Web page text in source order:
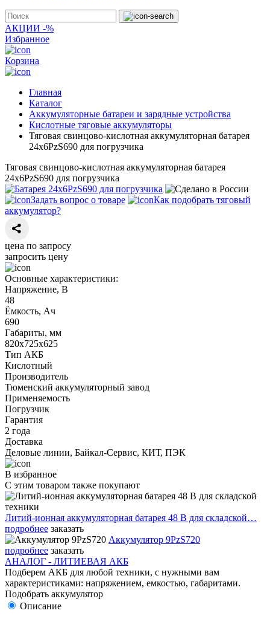
АКЦИИ -%
Избранное
Корзина
Главная
Каталог
Аккумуляторные батареи и зарядные устройства
Кислотные тяговые аккумуляторы
Тяговая свинцово-кислотная аккумуляторная батарея
24х6PzS690 для погрузчика
Тяговая свинцово-кислотная аккумуляторная батарея
24х6PzS690 для погрузчика
Задать вопрос о товаре
Как подобрать тяговый
аккумулятор?
цена по запросу
запросить цену
Основные характеристики:
Напряжение, В
48
Ёмкость, Ач
690
Габариты, мм
820х725х625
Тип АКБ
Кислотный
Производитель
Тюменский аккумуляторный завод
Применяемость
Погрузчик
Гарантия
2 года
Доставка
Деловые линии, Байкал-Сервис, КИТ, ПЭК
В избранное
С этим товаром также покупают
Литий-ионная аккумуляторная батарея 48 В для складской…
подробнее заказать
Аккумулятор 9PzS720
подробнее заказать
АНАЛОГ - ЛИТИЕВАЯ АКБ
Подберем АКБ для любой техники, с нужными вам
характеристиками: напряжением, емкостью, габаритами.
Подобрать аккумулятор
Описание